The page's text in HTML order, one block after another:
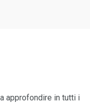
approfondire in tutti i